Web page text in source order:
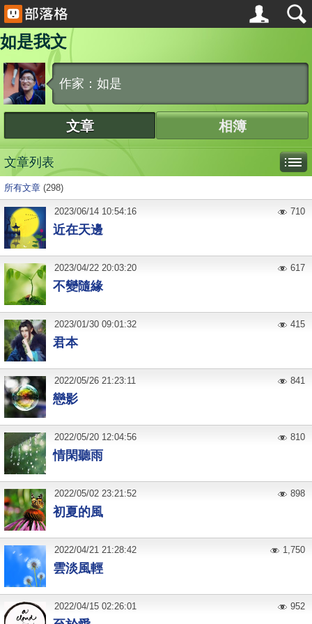
如是我文
作家：如是
文章 相簿
文章列表
所有文章 (298)
近在天邊
2023/06/14 10:54:16 710
不變隨緣
2023/04/22 20:03:20 617
君本
2023/01/30 09:01:32 415
戀影
2022/05/26 21:23:11 841
情閑聽雨
2022/05/20 12:04:56 810
初夏的風
2022/05/02 23:21:52 898
雲淡風輕
2022/04/21 21:28:42 1,750
2022/04/15 02:26:01 952